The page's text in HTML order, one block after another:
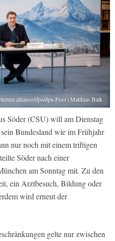
alliance/dpa/dpa-Pool | Matthias Balk
Söder (CSU) will am Dienstag
Bundesland wie im Frühjahr
nur noch mit einem triftigen
Söder nach einer
am Sonntag mit. Zu den
ein Arztbesuch, Bildung oder
wird erneut der
gelte nur zwischen